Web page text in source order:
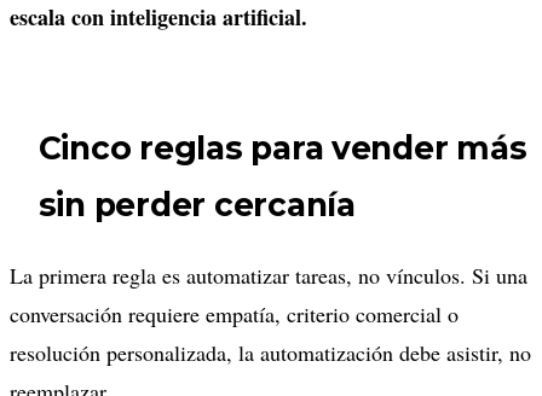
escala con inteligencia artificial.
Cinco reglas para vender más
sin perder cercanía
La primera regla es automatizar tareas, no vínculos. Si una
conversación requiere empatía, criterio comercial o
resolución personalizada, la automatización debe asistir, no